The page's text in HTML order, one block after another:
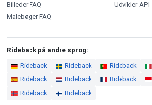
Billeder FAQ
Malebøger FAQ
Udvikler-API
Rideback på andre sprog:
Rideback Rideback Rideback
Rideback
Rideback Rideback
Rideback
Rideback